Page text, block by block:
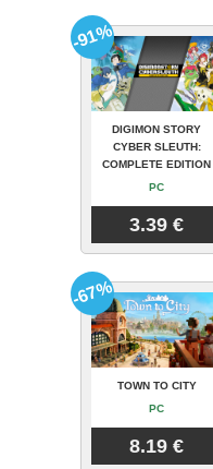
DIGIMON STORY
CYBER SLEUTH:
COMPLETE EDITION
PC
3.39 €
-91%
TOWN TO CITY
PC
8.19 €
-67%